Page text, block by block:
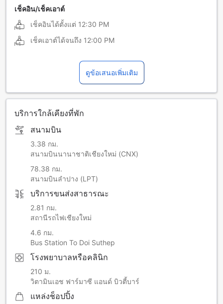
เช็คอิน/เช็คเอาต์
เช็คอินได้ตั้งแต่ 12:30 PM
เช็คเอาต์ได้จนถึง 12:00 PM
ดูข้อเสนอเพิ่มเติม
บริการใกล้เคียงที่พัก
สนามบิน
3.38 กม.
สนามบินนานาชาติเชียงใหม่ (CNX)
78.38 กม.
สนามบินลำปาง (LPT)
บริการขนส่งสาธารณะ
2.81 กม.
สถานีรถไฟเชียงใหม่
4.6 กม.
Bus Station To Doi Suthep
โรงพยาบาลหรือคลินิก
210 ม.
วิตามินเอช ฟาร์มาซี แอนด์ บิวตี้บาร์
แหล่งช็อปปิ้ง